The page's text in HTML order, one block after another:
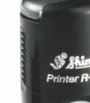
hviezdičiek.